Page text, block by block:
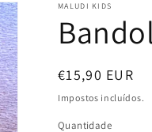
MALUDI KIDS
Preço
normal
€15,90 EUR
Impostos incluídos.
Quantidade